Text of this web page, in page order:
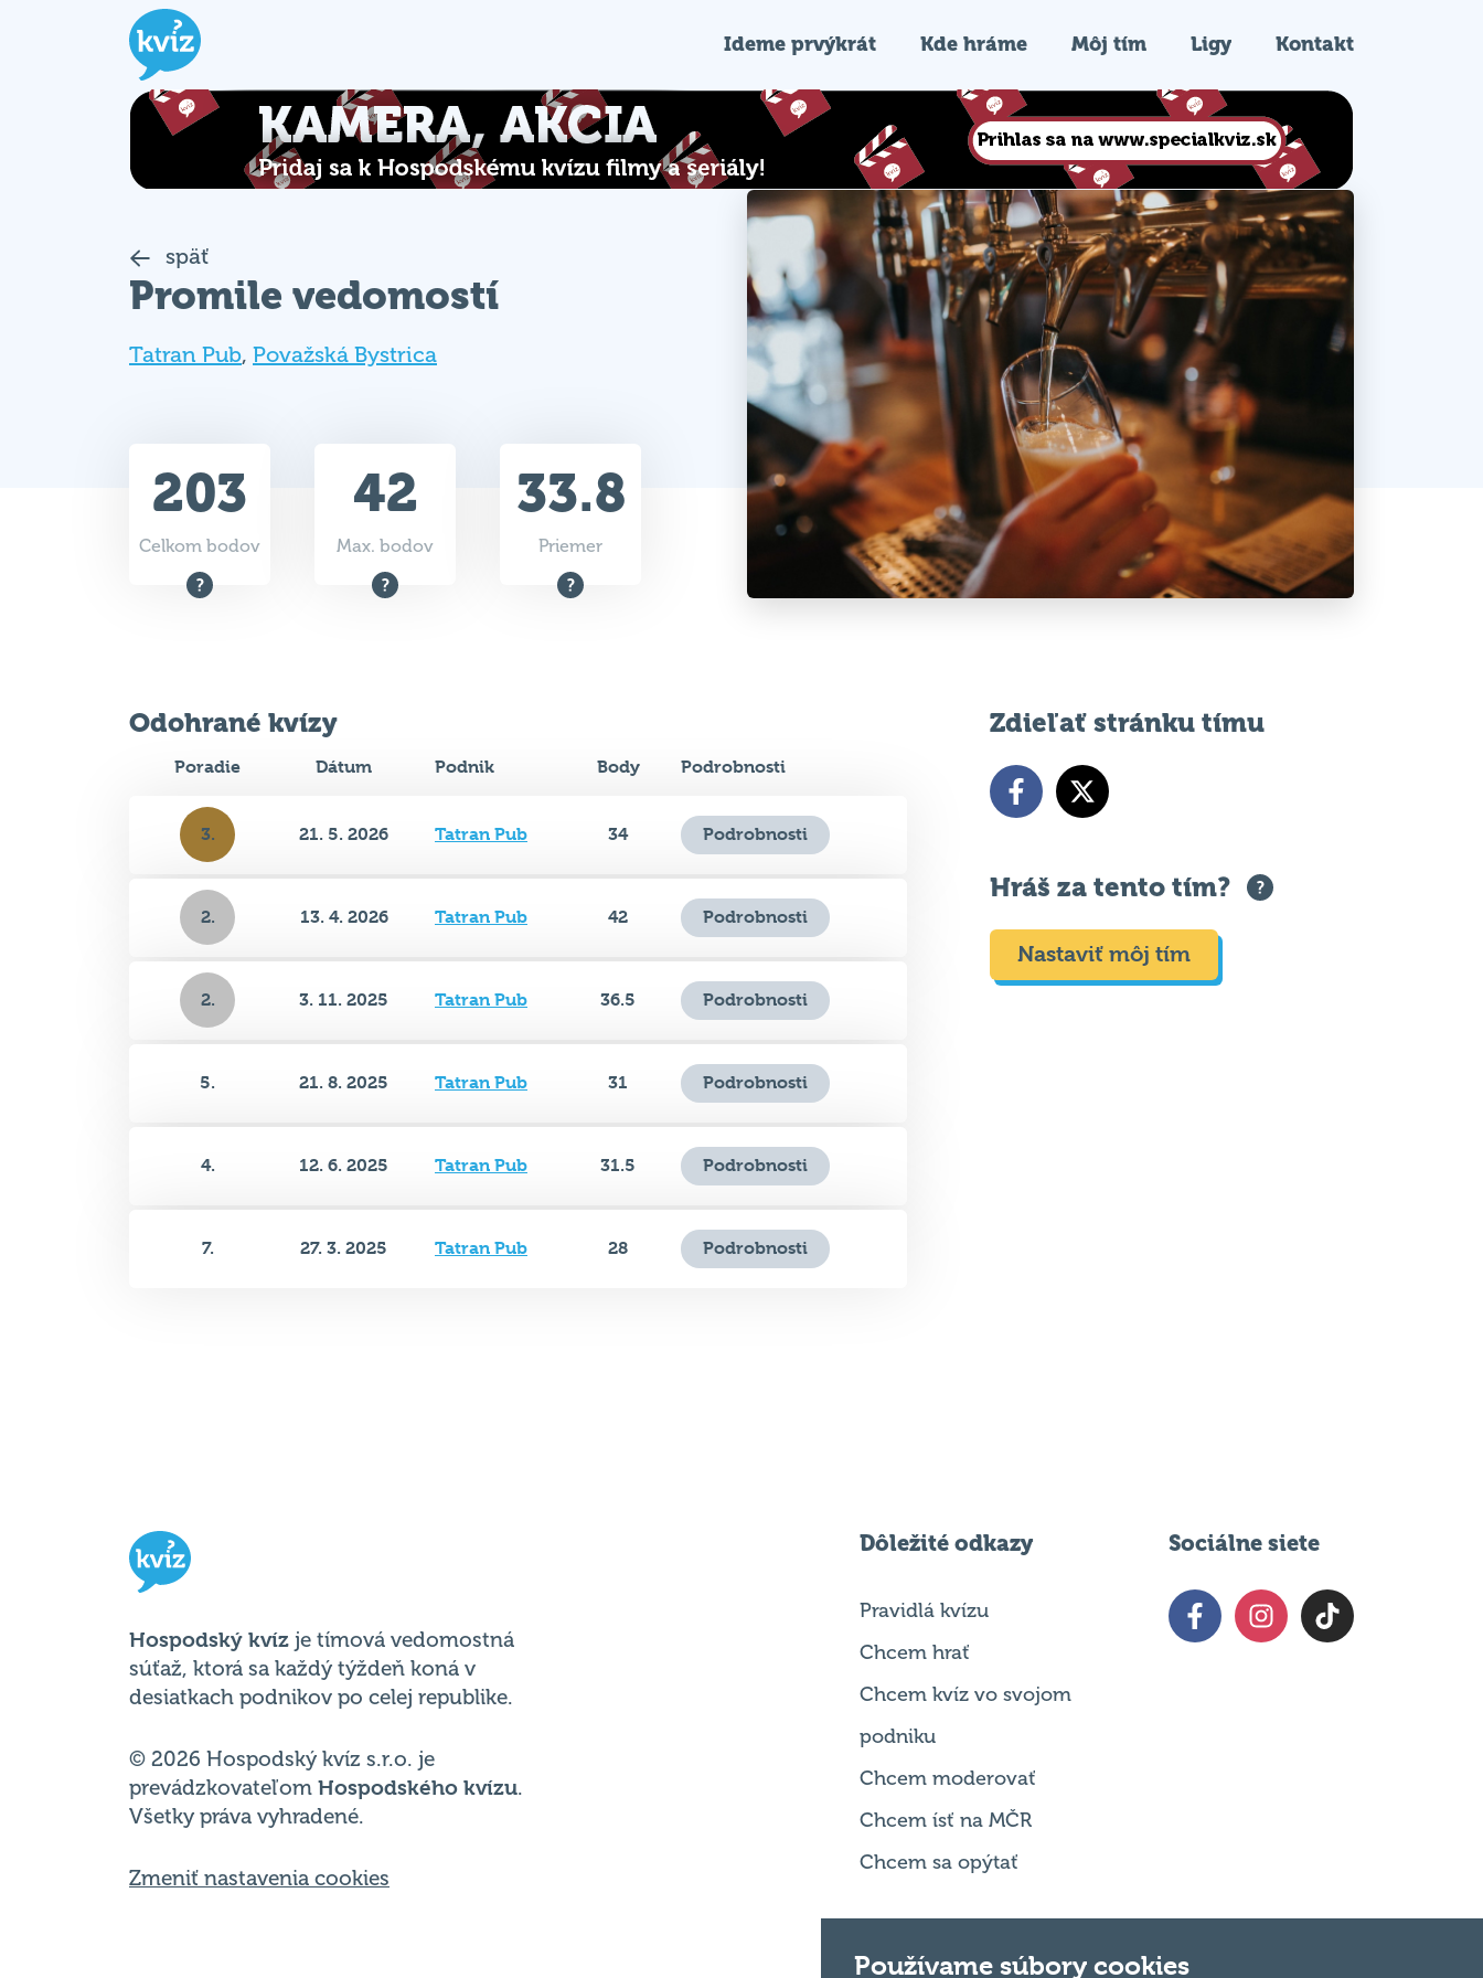
Ideme prvýkrát Kde hráme Môj tím Ligy Kontakt
späť
Promile vedomostí
Tatran Pub, Považská Bystrica
203
Celkom bodov
42
Max. bodov
33.8
Priemer
Odohrané kvízy
Poradie Dátum Podnik Body Podrobnosti
3. 21. 5. 2026 Tatran Pub 34 Podrobnosti
2. 13. 4. 2026 Tatran Pub 42 Podrobnosti
2. 3. 11. 2025 Tatran Pub 36.5 Podrobnosti
5. 21. 8. 2025 Tatran Pub 31 Podrobnosti
4. 12. 6. 2025 Tatran Pub 31.5 Podrobnosti
7. 27. 3. 2025 Tatran Pub 28 Podrobnosti
Zdieľať stránku tímu
Hráš za tento tím?
Nastaviť môj tím
Hospodský kvíz je tímová vedomostná
súťaž, ktorá sa každý týždeň koná v
desiatkach podnikov po celej republike.
© 2026 Hospodský kvíz s.r.o. je
prevádzkovateľom Hospodského kvízu.
Všetky práva vyhradené.
Zmeniť nastavenia cookies
Dôležité odkazy
Pravidlá kvízu
Chcem hrať
Chcem kvíz vo svojom
podniku
Chcem moderovať
Chcem ísť na MČR
Chcem sa opýtať
Sociálne siete
Používame súbory cookies